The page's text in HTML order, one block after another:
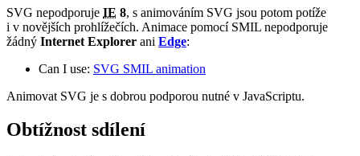
SVG nepodporuje IE 8, s animováním SVG jsou potom potíže
i v novějších prohlížečích. Animace pomocí SMIL nepodporuje
žádný Internet Explorer ani Edge:
Can I use: SVG SMIL animation
Animovat SVG je s dobrou podporou nutné v JavaScriptu.
Obtížnost sdílení